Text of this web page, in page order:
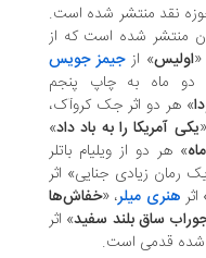
نقد منتشر شده است.
منتشر شده است که از
«اولیس» ازجیمز جویس
دو ماه به چاپ پنجم
» هر دو اثر جک کروآک،
یکی آمریکا را به باد داد»
» هر دو از ویلیام باتلر
رمان زیادی جنایی» اثر
هنری میلر، «خفاش‌ها
ساق بلند سفید» اثر
شده قدمی است.